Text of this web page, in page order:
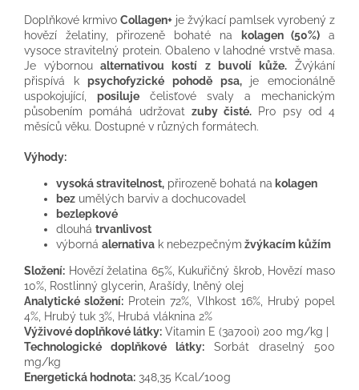
Doplňkové krmivo Collagen+ je žvýkací pamlsek vyrobený z
hovězí želatiny, přirozeně bohaté na
kolagen (50%) a
vysoce stravitelný protein. Obaleno v lahodné vrstvě masa.
Je výbornou alternativou kostí z buvolí kůže.Žvýkání
přispívá kpsychofyzické pohodě psa,je emocionálně
uspokojující, posiluje čelisťové svaly a mechanickým
působením pomáhá udržovat zuby čisté. Pro psy od 4
měsíců věku. Dostupné v různých formátech.
Výhody:
vysoká stravitelnost, přirozeně bohatá na kolagen
bez umělých barviv a dochucovadel
bezlepkové
dlouhá trvanlivost
výborná alernativa k nebezpečným žvýkacím kůžím
Složení: Hovězí želatina 65%, Kukuřičný škrob, Hovězí maso
10%, Rostlinný glycerin, Arašídy, lněný olej
Analytické složení: Protein 72%, Vlhkost 16%, Hrubý popel
4%, Hrubý tuk 3%, Hrubá vláknina 2%
Výživové doplňkové látky: Vitamin E (3a700i) 200 mg/kg |
Technologické doplňkové látky: Sorbát draselný 500
mg/kg
Energetická hodnota: 348,35 Kcal/100g